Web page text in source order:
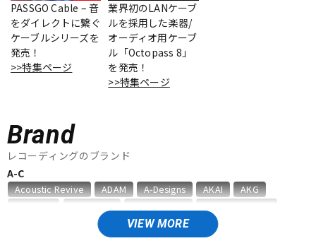
ドラム
管楽器
アンプ エフェクター
DTM
PASSGO Cable – 音
をダイレクトに繋ぐ
ケーブルシリーズを
発売！
>>特集ページ
業界初のLANケーブ
ルを採用した楽器/
オーディオ用ケーブ
ル「Octopass 8」
を発売！
>>特集ページ
Brand
レコーディングのブランド
VIEW MORE
A-C
Acoustic Revive ADAM A-Designs AKAI
AKG
ART ARTRIG
audio-technica AUDIX AURATONE